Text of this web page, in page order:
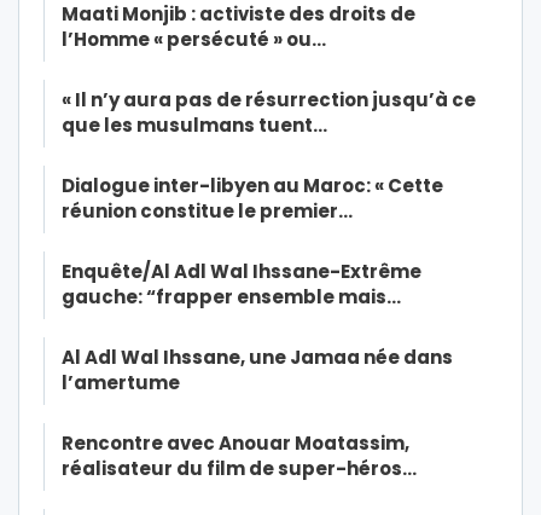
Maati Monjib : activiste des droits de
l’Homme « persécuté » ou…
« Il n’y aura pas de résurrection jusqu’à ce
que les musulmans tuent…
Dialogue inter-libyen au Maroc: « Cette
réunion constitue le premier…
Enquête/Al Adl Wal Ihssane-Extrême
gauche: “frapper ensemble mais…
Al Adl Wal Ihssane, une Jamaa née dans
l’amertume
Rencontre avec Anouar Moatassim,
réalisateur du film de super-héros…